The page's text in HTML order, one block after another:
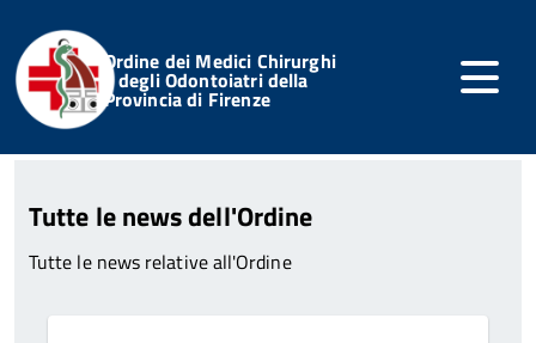
Ordine dei Medici Chirurghi
e degli Odontoiatri della
Provincia di Firenze
Home Servizi Online Notizie dell'Ordine
Tutte le news dell'Ordine
Tutte le news relative all'Ordine